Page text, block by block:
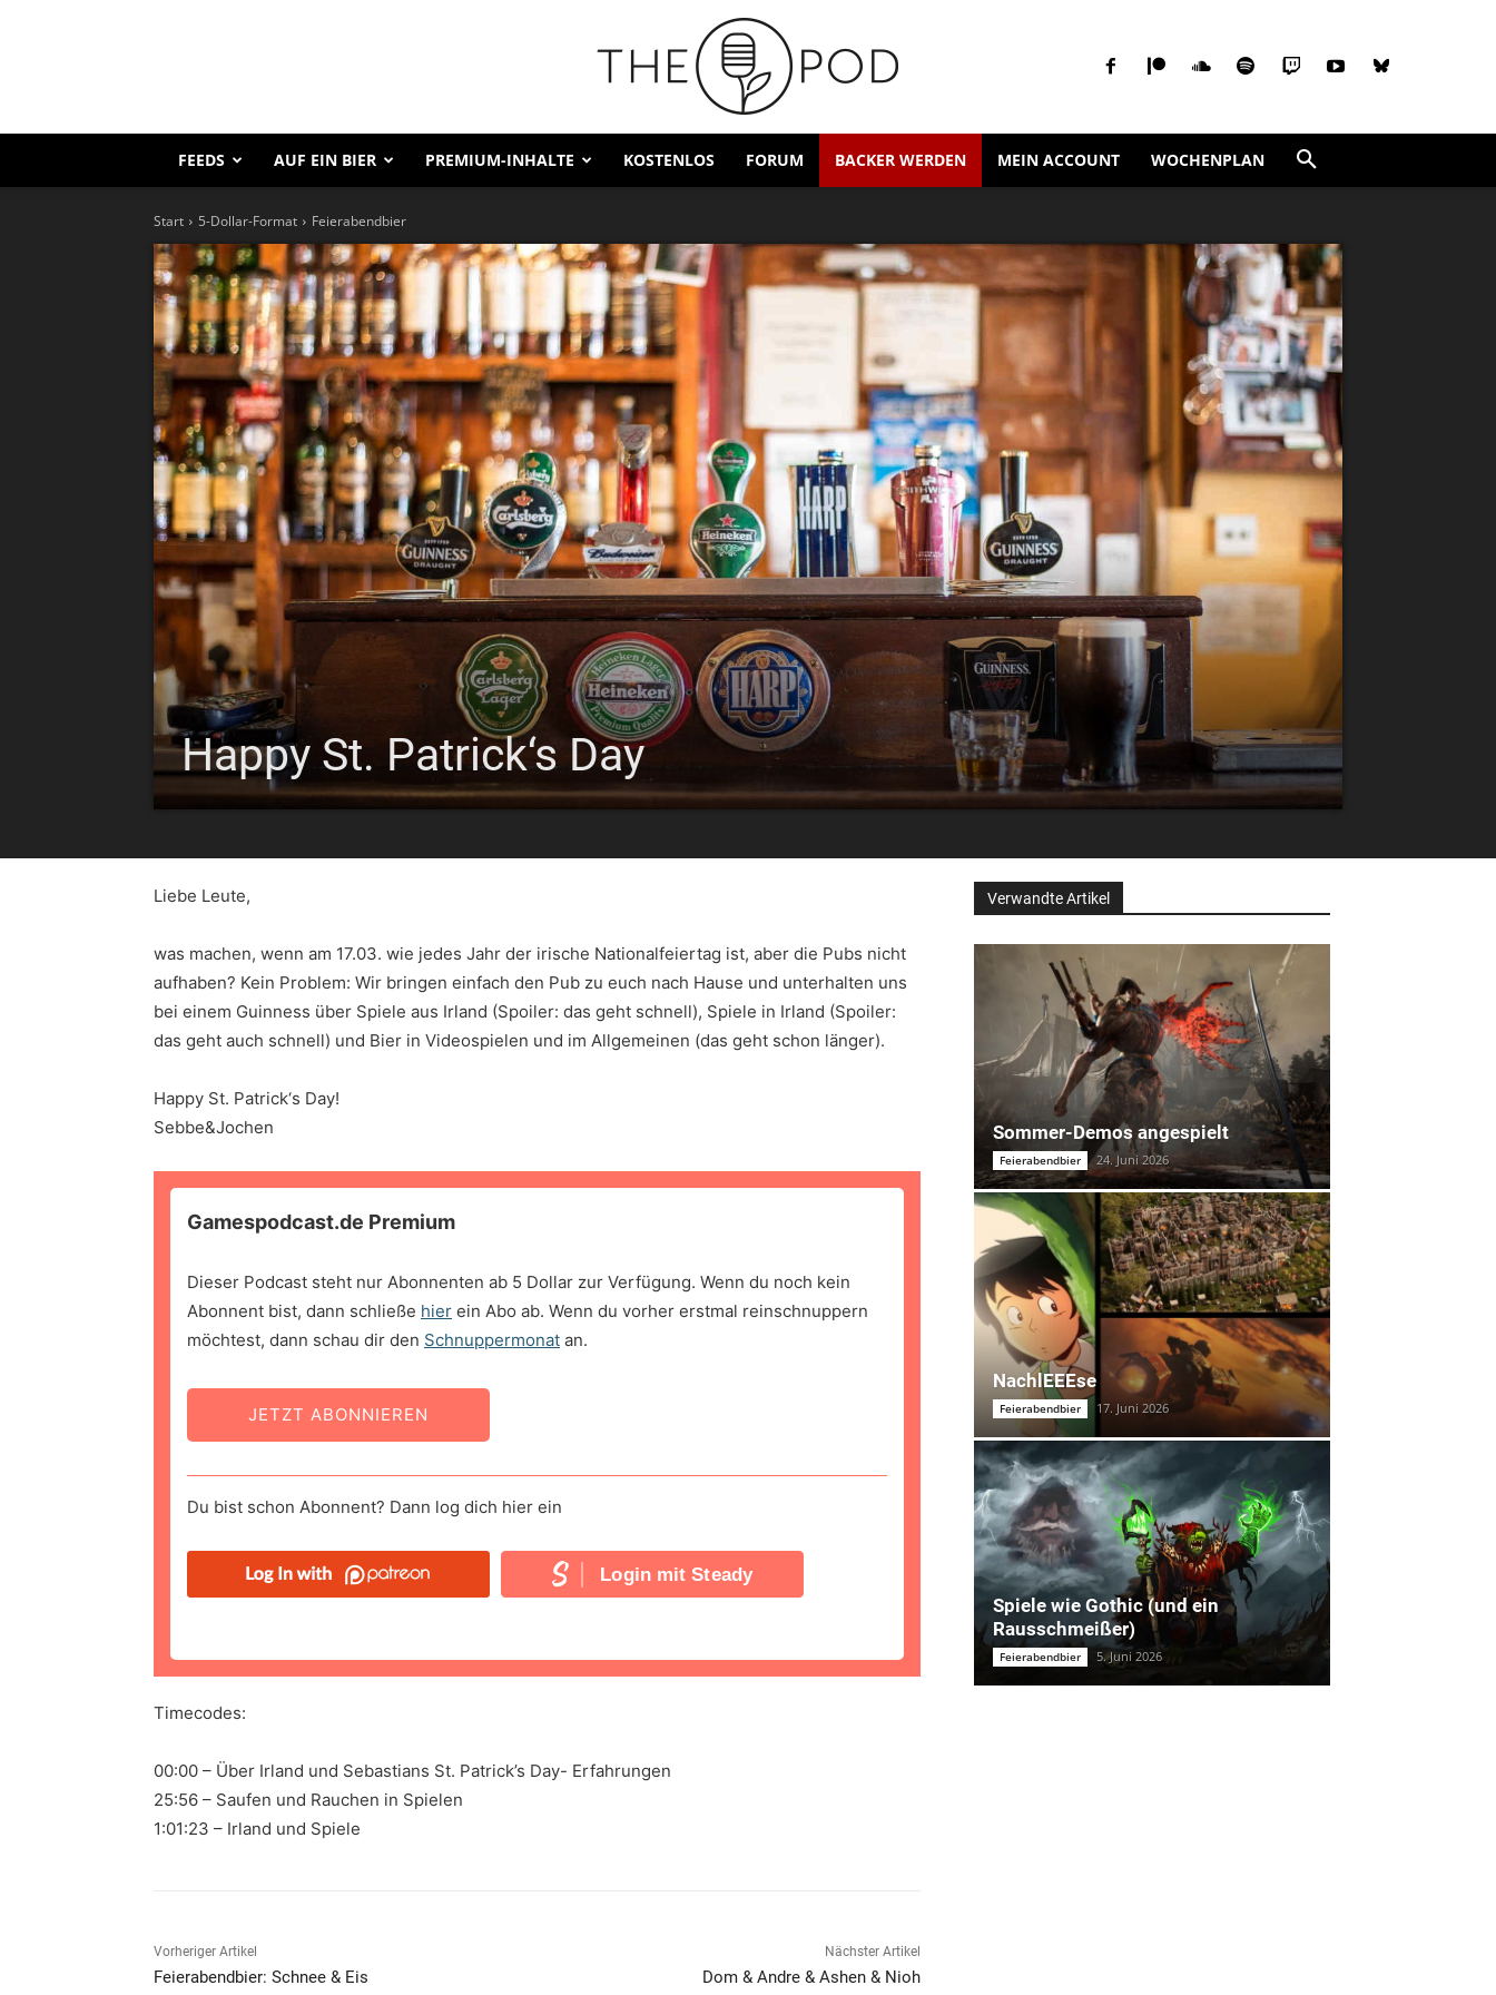
FEEDS AUF EIN BIER PREMIUM-INHALTE KOSTENLOS FORUM BACKER WERDEN MEIN ACCOUNT WOCHENPLAN
Start 5-Dollar-Format Feierabendbier
Happy St. Patrick‘s Day
Liebe Leute,
was machen, wenn am 17.03. wie jedes Jahr der irische Nationalfeiertag ist, aber die Pubs nicht
aufhaben? Kein Problem: Wir bringen einfach den Pub zu euch nach Hause und unterhalten uns
bei einem Guinness über Spiele aus Irland (Spoiler: das geht schnell), Spiele in Irland (Spoiler:
das geht auch schnell) und Bier in Videospielen und im Allgemeinen (das geht schon länger).
Happy St. Patrick‘s Day!
Sebbe&Jochen
Gamespodcast.de Premium
Dieser Podcast steht nur Abonnenten ab 5 Dollar zur Verfügung. Wenn du noch kein
Abonnent bist, dann schließe hier ein Abo ab. Wenn du vorher erstmal reinschnuppern
möchtest, dann schau dir den Schnuppermonat an.
JETZT ABONNIEREN
Du bist schon Abonnent? Dann log dich hier ein
Login mit Steady
Timecodes:
00:00 – Über Irland und Sebastians St. Patrick’s Day- Erfahrungen
25:56 – Saufen und Rauchen in Spielen
1:01:23 – Irland und Spiele
Vorheriger Artikel
Feierabendbier: Schnee & Eis
Nächster Artikel
Dom & Andre & Ashen & Nioh
Verwandte Artikel
Sommer-Demos angespielt
Feierabendbier 24. Juni 2026
NachlEEEse
Feierabendbier 17. Juni 2026
Spiele wie Gothic (und ein
Rausschmeißer)
Feierabendbier 5. Juni 2026